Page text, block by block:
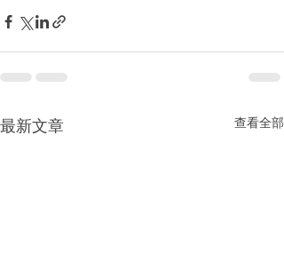
最新文章 查看全部